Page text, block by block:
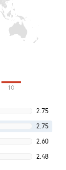
10
2.75
2.75
2.60
2.48